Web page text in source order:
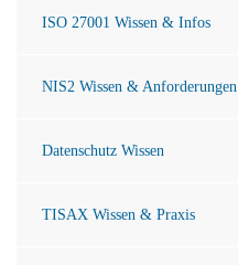
ISO 27001 Wissen & Infos
NIS2 Wissen & Anforderungen
Datenschutz Wissen
TISAX Wissen & Praxis